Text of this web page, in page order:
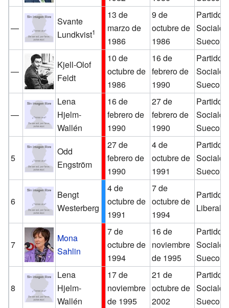
—
Svante
Lundkvist1
13 de
marzo de
1986
9 de
octubre de
1986
Partido
Sueco
—
Kjell-Olof
Feldt
10 de
octubre de
1986
16 de
febrero de
1990
Partido
Sueco
—
Lena
Hjelm-
Wallén
16 de
febrero de
1990
27 de
febrero de
1990
Partido
Sueco
5
Odd
Engström
27 de
febrero de
1990
4 de
octubre de
1991
Partido
Sueco
6
Bengt
Westerberg
4 de
octubre de
1991
7 de
octubre de
1994
Partido
Liberal
7
Mona
Sahlin
7 de
octubre de
1994
16 de
noviembre
de 1995
Partido
Sueco
8
Lena
Hjelm-
Wallén
17 de
noviembre
de 1995
21 de
octubre de
2002
Partido
Sueco